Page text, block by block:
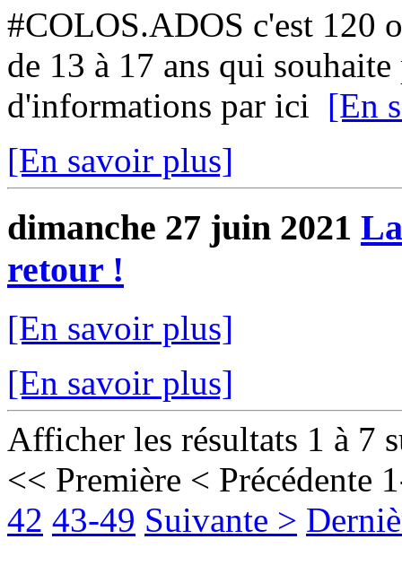
#COLOS.ADOS c'est 120
de 13 à 17 ans qui
d'informations par ici [En
[En savoir plus]
dimanche 27 juin 2021
retour !
[En savoir plus]
[En savoir plus]
Afficher les résultats 1 à 7
<< Première < Précédente
42 43-49 Suivante >